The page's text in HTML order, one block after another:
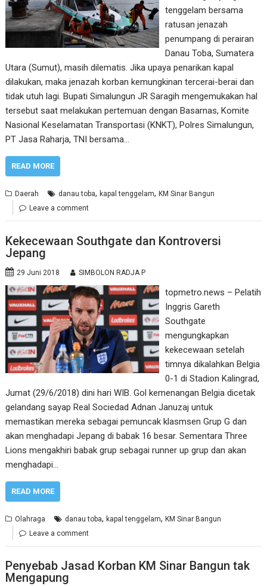
tenggelam bersama
ratusan jenazah
penumpang di perairan
Danau Toba, Sumatera
Utara (Sumut), masih dilematis. Jika upaya penarikan kapal
dilakukan, maka jenazah korban kemungkinan tercerai-berai dan
tidak utuh lagi. Bupati Simalungun JR Saragih mengemukakan hal
tersebut saat melakukan pertemuan dengan Basarnas, Komite
Nasional Keselamatan Transportasi (KNKT), Polres Simalungun,
PT Jasa Raharja, TNI bersama…
READ MORE
Daerah danau toba,kapal tenggelam,KM Sinar Bangun
Leave a comment
Kekecewaan Southgate dan Kontroversi
Jepang
29 Juni 2018 SIMBOLON RADJA P
topmetro.news – Pelatih
Inggris Gareth
Southgate
mengungkapkan
kekecewaan setelah
timnya dikalahkan Belgia
0-1 di Stadion Kalingrad,
Jumat (29/6/2018) dini hari WIB. Gol kemenangan Belgia dicetak
gelandang sayap Real Sociedad Adnan Januzaj untuk
memastikan mereka sebagai pemuncak klasmsen Grup G dan
akan menghadapi Jepang di babak 16 besar. Sementara Three
Lions mengakhiri babak grup sebagai runner up grup dan akan
menghadapi…
READ MORE
Olahraga danau toba,kapal tenggelam,KM Sinar Bangun
Leave a comment
Penyebab Jasad Korban KM Sinar Bangun tak
Mengapung